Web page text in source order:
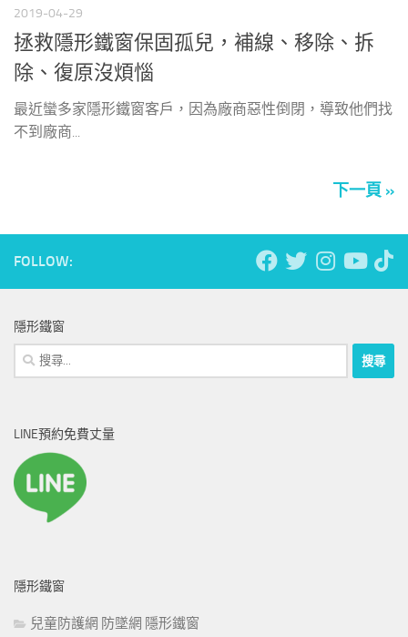
2019-04-29
拯救隱形鐵窗保固孤兒，補線、移除、拆
除、復原沒煩惱
最近蠻多家隱形鐵窗客戶，因為廠商惡性倒閉，導致他們找
不到廠商...
下一頁 »
FOLLOW:
隱形鐵窗
搜
尋
字:
LINE預約免費丈量
隱形鐵窗
兒童防護網 防墜網 隱形鐵窗